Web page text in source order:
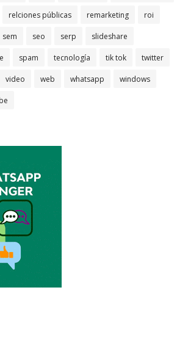
relciones públicas remarketing roi
sem seo serp slideshare
spam tecnología tik tok twitter
video web whatsapp windows